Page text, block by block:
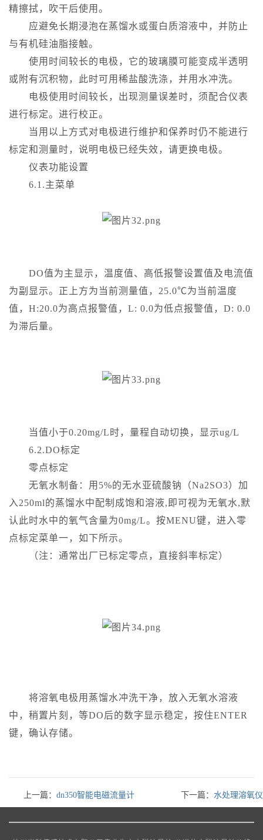
精擦拭，吹干后使用。
应避免长期浸泡在蒸馏水或蛋白质溶液中，并防止
与有机硅油脂接触。
使用时间较长的电极，它的玻璃膜可能变成半透明
或附有沉积物，此时可用稀盐酸洗涤，并用水冲洗。
电极使用时间较长，出现测量误差时，须配合仪表
进行标定。进行校正。
当用以上方式对电极进行维护和保养时仍不能进行
标定和测量时，说明电极已经失效，请更换电极。
仪表功能设置
6.1.主菜单
DO值为主显示，温度值、高低报警设置值及电流值
为副显示。正上方为当前测量值，25.0℃为当前温度
值，H:20.0为高点报警值，L: 0.0为低点报警值，D: 0.0
为滞后量。
当值小于0.20mg/L时，量程自动切换，显示ug/L
6.2.DO标定
零点标定
无氧水制备：用5%的无水亚硫酸钠（Na2SO3）加
入250ml的蒸馏水中配制成饱和溶液,即可视为无氧水,默
认此时水中的氧气含量为0mg/L。按MENU键，进入零
点标定菜单一，如下所示。
（注：通常出厂已标定零点，直接斜率标定）
将溶氧电极用蒸馏水冲洗干净，放入无氧水溶液
中，稍置片刻，等DO后的数字显示稳定，按住ENTER
键，确认存储。
上一篇： dn350智能电磁流量计 下一篇： 水处理溶氧仪